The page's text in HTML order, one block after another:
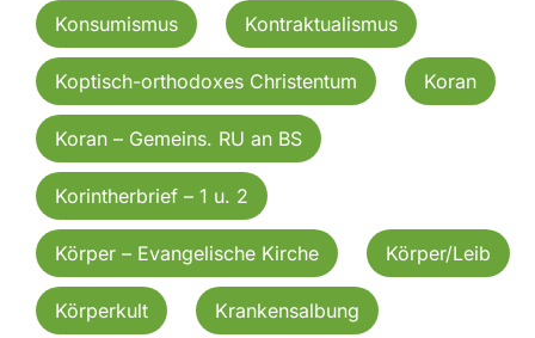
Konsumismus Kontraktualismus
Koptisch-orthodoxes Christentum Koran
Koran – Gemeins. RU an BS
Korintherbrief – 1 u. 2
Körper – Evangelische Kirche Körper/Leib
Körperkult Krankensalbung